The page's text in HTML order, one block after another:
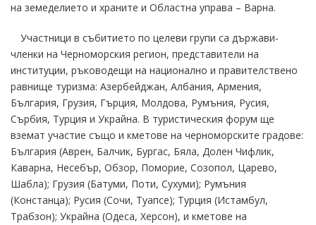
на земеделието и храните и Областна управа – Варна.
Участници в събитието по целеви групи са държави-
членки на Черноморския регион, представители на
институции, ръководещи на национално и правителствено
равнище туризма: Азeрбейджан, Албания, Армения,
България, Грузия, Гърция, Молдова, Румъния, Русия,
Сърбия, Турция и Украйна. В туристическия форум ще
вземат участие също и кметове на черноморските градове:
България (Аврен, Балчик, Бургас, Бяла, Долен Чифлик,
Каварна, Несебър, Обзор, Поморие, Созопол, Царево,
Шабла); Грузия (Батуми, Поти, Сухуми); Румъния
(Констанца); Русия (Сочи, Туапсе); Турция (Истамбул,
Трабзон); Украйна (Одеса, Херсон), и кметове на